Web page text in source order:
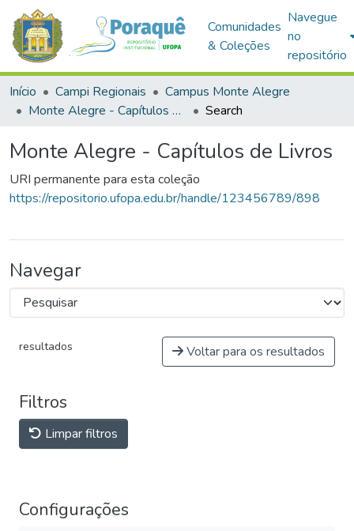
Comunidades
& Coleções
Navegue
no
repositório
Início Campi Regionais
Campus Monte Alegre
Monte Alegre - Capítulos de Livros
Search
Monte Alegre - Capítulos de Livros
URI permanente para esta coleção
https://repositorio.ufopa.edu.br/handle/123456789/898
Navegar
resultados Voltar para os resultados
Filtros
Limpar filtros
Configurações